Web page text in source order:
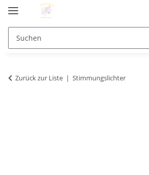
Zurück zur Liste Stimmungslichter